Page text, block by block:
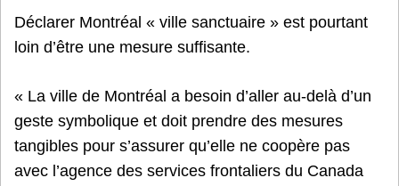
Déclarer Montréal « ville sanctuaire » est pourtant
loin d’être une mesure suffisante.
« La ville de Montréal a besoin d’aller au-delà d’un
geste symbolique et doit prendre des mesures
tangibles pour s’assurer qu’elle ne coopère pas
avec l’agence des services frontaliers du Canada